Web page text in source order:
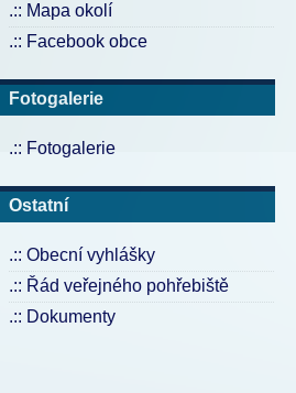
.:: Mapa okolí
.:: Facebook obce
Fotogalerie
.:: Fotogalerie
Ostatní
.:: Obecní vyhlášky
.:: Řád veřejného pohřebiště
.:: Dokumenty